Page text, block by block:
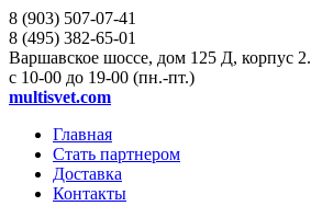
8 (903) 507-07-41
8 (495) 382-65-01
Варшавское шоссе, дом 125 Д, корпус 2.
с 10-00 до 19-00 (пн.-пт.)
multisvet.com
Главная
Стать партнером
Доставка
Контакты